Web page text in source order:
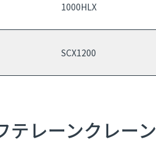
1000HLX
SCX1200
テレーンクレーン